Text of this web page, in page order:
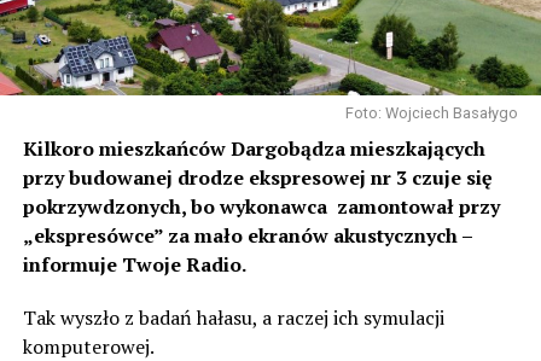
Foto: Wojciech Basałygo
Kilkoro mieszkańców Dargobądza mieszkających
przy budowanej drodze ekspresowej nr 3 czuje się
pokrzywdzonych, bo wykonawca zamontował przy
„ekspresówce” za mało ekranów akustycznych –
informuje Twoje Radio.
Tak wyszło z badań hałasu, a raczej ich symulacji
komputerowej.